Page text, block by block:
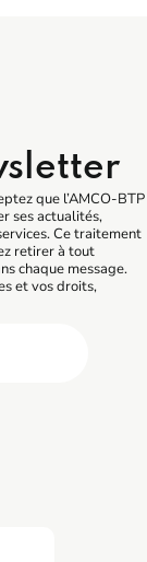
que l’AMCO-BTP
ses actualités,
Ce traitement
retirer à tout
chaque message.
et vos droits,